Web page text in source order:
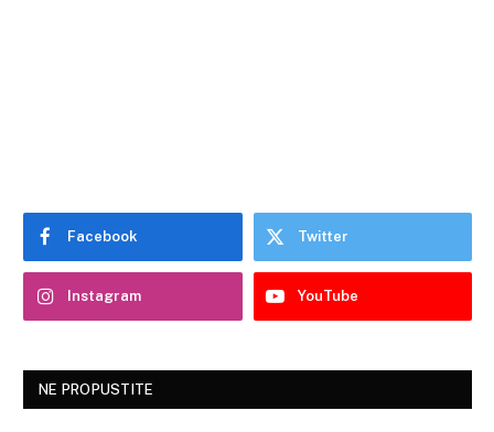
Facebook Twitter
Instagram YouTube
NE PROPUSTITE